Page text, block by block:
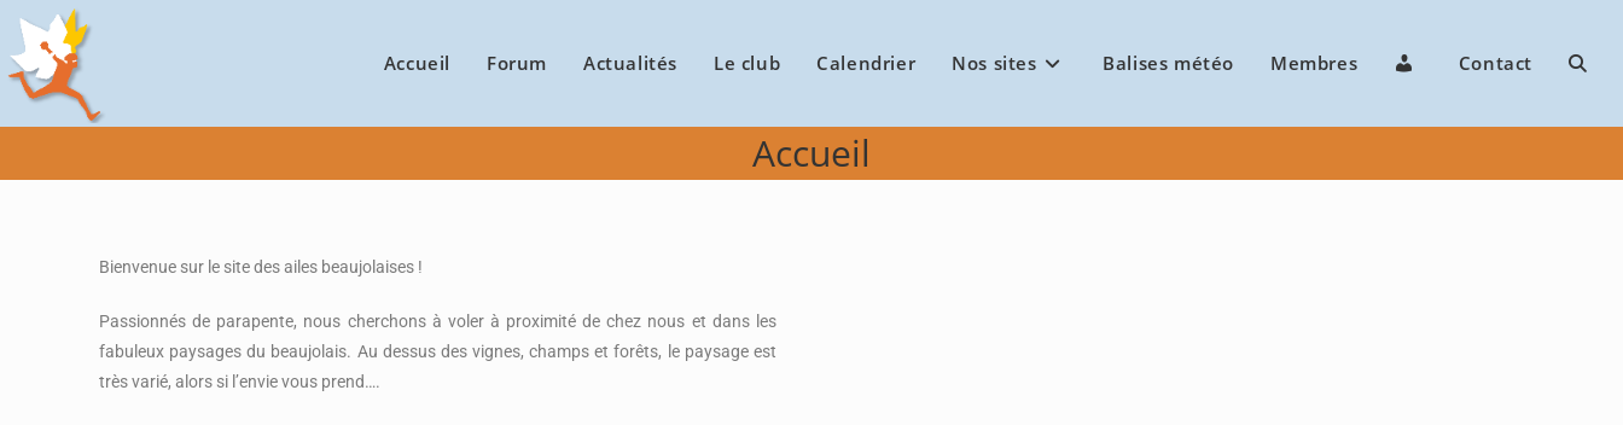
Accueil Forum Actualités Le club Calendrier Nos sites Balises météo Membres Contact
Accueil
Bienvenue sur le site des ailes beaujolaises !
Passionnés de parapente, nous cherchons à voler à proximité de chez nous et dans les
fabuleux paysages du beaujolais. Au dessus des vignes, champs et forêts, le paysage est
très varié, alors si l’envie vous prend….